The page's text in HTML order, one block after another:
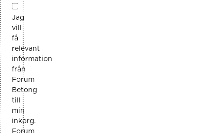
Jag
vill
få
relevant
information
från
Forum
Betong
till
min
inkorg.